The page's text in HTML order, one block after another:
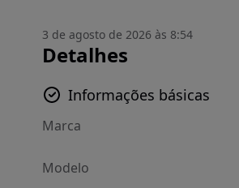
3 de agosto de 2026 às 8:54
Detalhes
Informações básicas
Marca
Modelo